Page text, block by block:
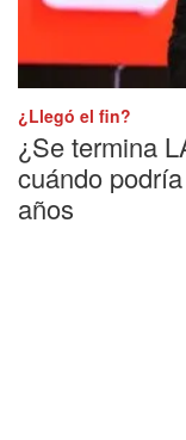
¿Llegó el fin?
¿Se termina
cuándo
años